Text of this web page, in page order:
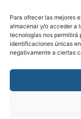
Para ofrecer las mejores
almacenar y/o acceder a
tecnologías nos permitirá
identificaciones únicas
negativamente a ciertas